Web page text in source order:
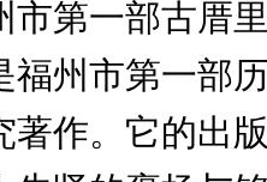
市第一部古厝
福州市第一部
著作。它的出